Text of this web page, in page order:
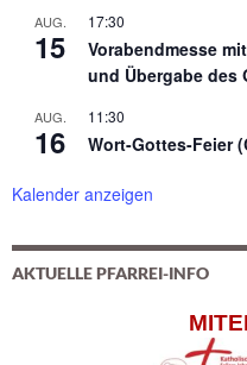
AUG.
15
17:30
Vorabendmesse
und Übergabe des
AUG.
16
11:30
Wort-Gottes-Feier
Kalender anzeigen
AKTUELLE PFARREI-INFO